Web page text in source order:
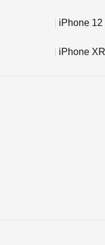
iPhone 12
iPhone XR